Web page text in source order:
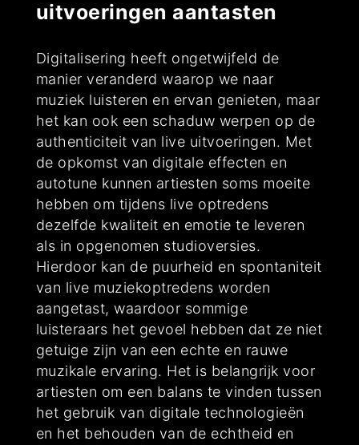
uitvoeringen aantasten
Digitalisering heeft ongetwijfeld de
manier veranderd waarop we naar
muziek luisteren en ervan genieten, maar
het kan ook een schaduw werpen op de
authenticiteit van live uitvoeringen. Met
de opkomst van digitale effecten en
autotune kunnen artiesten soms moeite
hebben om tijdens live optredens
dezelfde kwaliteit en emotie te leveren
als in opgenomen studioversies.
Hierdoor kan de puurheid en spontaniteit
van live muziekoptredens worden
aangetast, waardoor sommige
luisteraars het gevoel hebben dat ze niet
getuige zijn van een echte en rauwe
muzikale ervaring. Het is belangrijk voor
artiesten om een balans te vinden tussen
het gebruik van digitale technologieën
en het behouden van de echtheid en